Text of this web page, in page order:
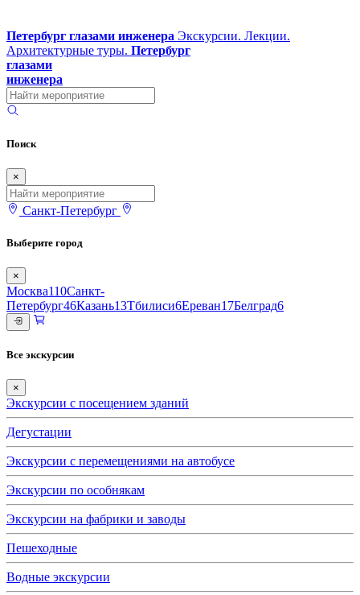
Петербург глазами инженера Экскурсии. Лекции.
Архитектурные туры. Петербург
глазами
инженера
Поиск
×
Санкт-Петербург
Выберите город
×
Москва110Санкт-
Петербург46Казань13Тбилиси6Ереван17Белград6
Все экскурсии
×
Экскурсии с посещением зданий
Дегустации
Экскурсии с перемещениями на автобусе
Экскурсии по особнякам
Экскурсии на фабрики и заводы
Пешеходные
Водные экскурсии